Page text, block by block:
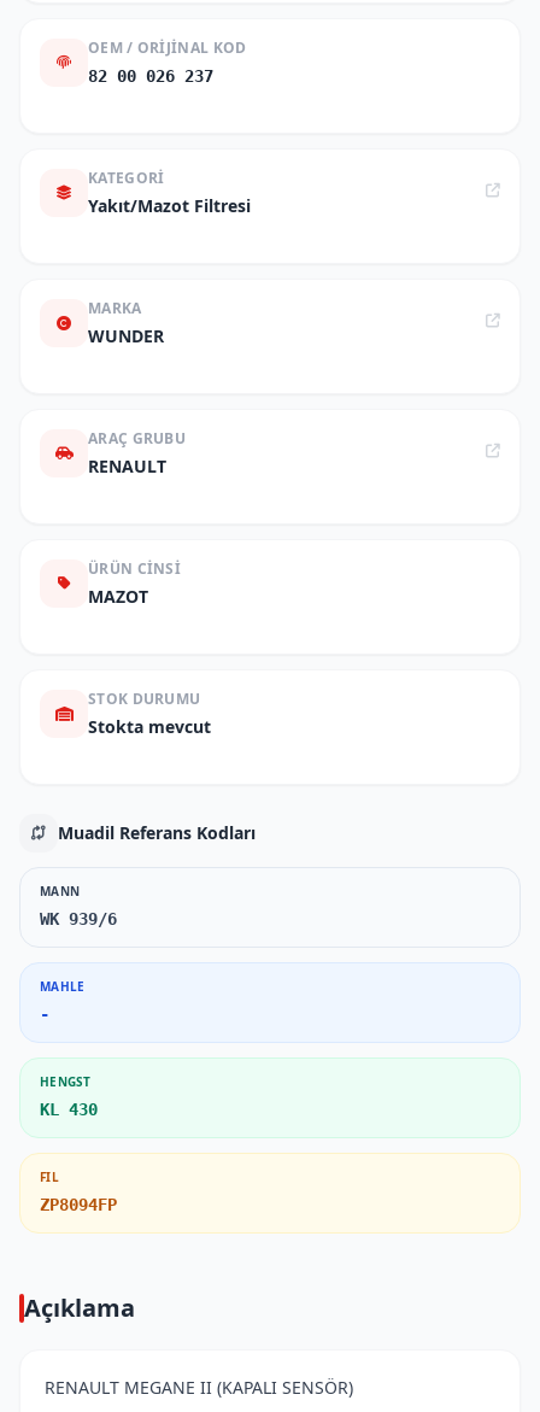
OEM / ORIJINAL KOD
82 00 026 237
KATEGORI
Yakıt/Mazot Filtresi
MARKA
WUNDER
ARAÇ GRUBU
RENAULT
ÜRÜN CINSI
MAZOT
STOK DURUMU
Stokta mevcut
Muadil Referans Kodları
MANN
WK 939/6
MAHLE
-
HENGST
KL 430
FIL
ZP8094FP
Açıklama
RENAULT MEGANE II (KAPALI SENSÖR)